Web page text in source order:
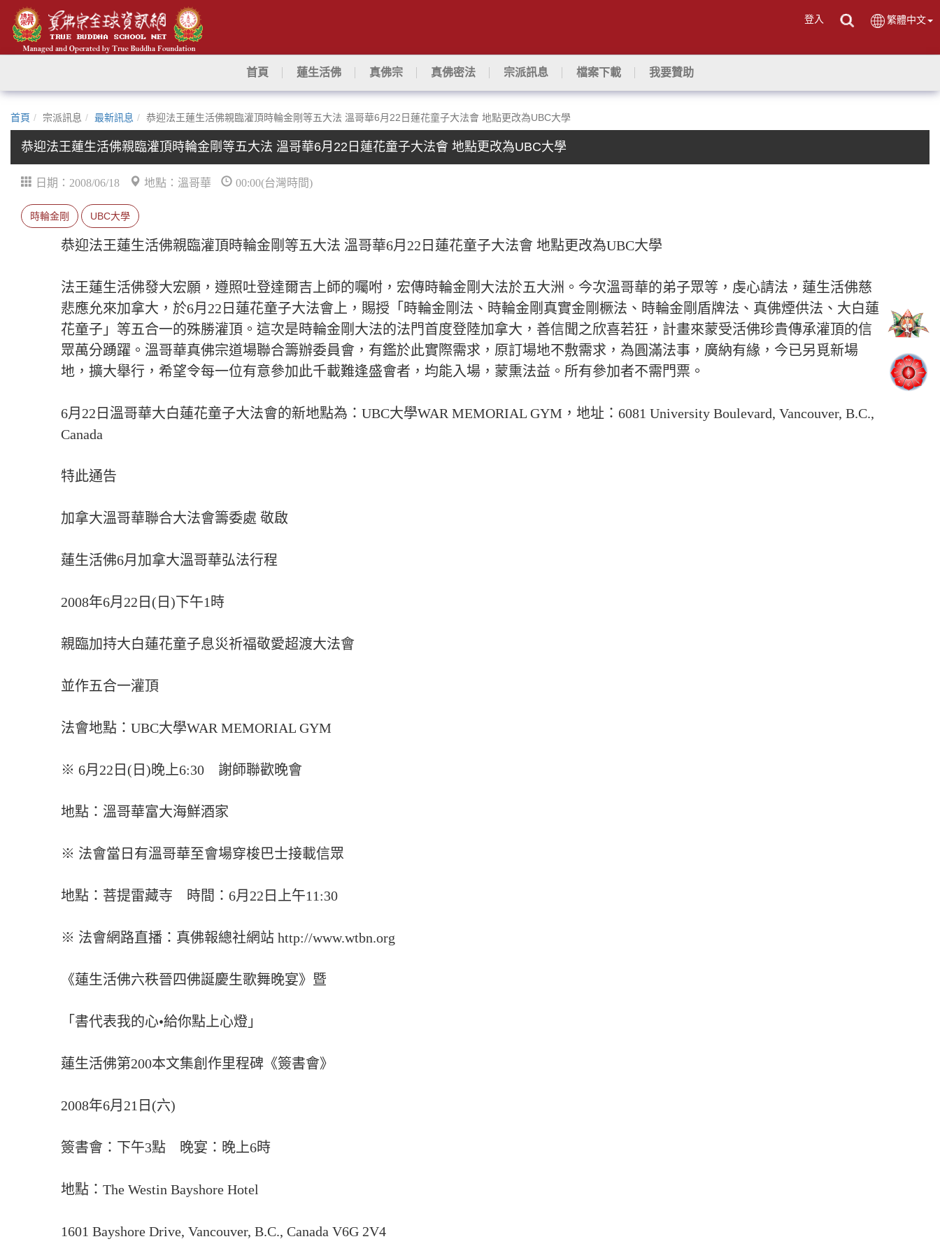
登入 繁體中文
首頁 蓮生活佛 真佛宗 真佛密法 宗派訊息 檔案下載 我要贊助
首頁 宗派訊息 最新訊息 恭迎法王蓮生活佛親臨灌頂時輪金剛等五大法 溫哥華6月22日蓮花童子大法會 地點更改為UBC大學
恭迎法王蓮生活佛親臨灌頂時輪金剛等五大法 溫哥華6月22日蓮花童子大法會 地點更改為UBC大學
日期：2008/06/18 地點：溫哥華 00:00(台灣時間)
時輪金剛 UBC大學
恭迎法王蓮生活佛親臨灌頂時輪金剛等五大法 溫哥華6月22日蓮花童子大法會 地點更改為UBC大學
法王蓮生活佛發大宏願，遵照吐登達爾吉上師的囑咐，宏傳時輪金剛大法於五大洲。今次溫哥華的弟子眾等，虔心請法，蓮生活佛慈
悲應允來加拿大，於6月22日蓮花童子大法會上，賜授「時輪金剛法、時輪金剛真實金剛橛法、時輪金剛盾牌法、真佛煙供法、大白蓮
花童子」等五合一的殊勝灌頂。這次是時輪金剛大法的法門首度登陸加拿大，善信聞之欣喜若狂，計畫來蒙受活佛珍貴傳承灌頂的信
眾萬分踴躍。溫哥華真佛宗道場聯合籌辦委員會，有鑑於此實際需求，原訂場地不敷需求，為圓滿法事，廣納有緣，今已另覓新場
地，擴大舉行，希望令每一位有意參加此千載難逢盛會者，均能入場，蒙熏法益。所有參加者不需門票。
6月22日溫哥華大白蓮花童子大法會的新地點為：UBC大學WAR MEMORIAL GYM，地址：6081 University Boulevard, Vancouver, B.C.,
Canada
特此通告
加拿大溫哥華聯合大法會籌委處 敬啟
蓮生活佛6月加拿大溫哥華弘法行程
2008年6月22日(日)下午1時
親臨加持大白蓮花童子息災祈福敬愛超渡大法會
並作五合一灌頂
法會地點：UBC大學WAR MEMORIAL GYM
※ 6月22日(日)晚上6:30 謝師聯歡晚會
地點：溫哥華富大海鮮酒家
※ 法會當日有溫哥華至會場穿梭巴士接載信眾
地點：菩提雷藏寺 時間：6月22日上午11:30
※ 法會網路直播：真佛報總社網站 http://www.wtbn.org
《蓮生活佛六秩晉四佛誕慶生歌舞晚宴》暨
「書代表我的心•給你點上心燈」
蓮生活佛第200本文集創作里程碑《簽書會》
2008年6月21日(六)
簽書會：下午3點 晚宴：晚上6時
地點：The Westin Bayshore Hotel
1601 Bayshore Drive, Vancouver, B.C., Canada V6G 2V4